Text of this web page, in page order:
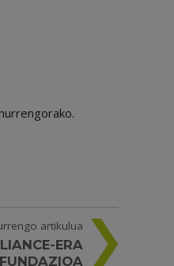
artikulua
ERA